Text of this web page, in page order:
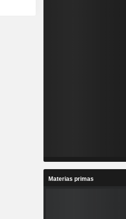
Materias primas